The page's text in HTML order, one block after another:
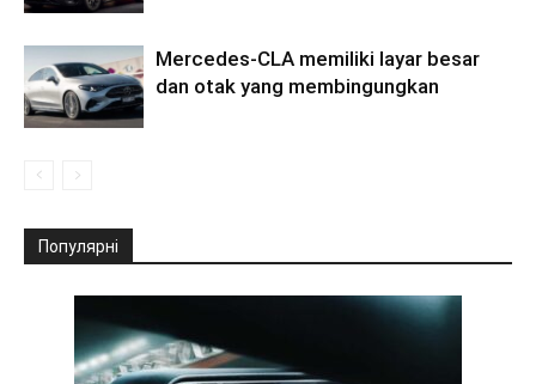
Mercedes-CLA memiliki layar besar
dan otak yang membingungkan
Популярні